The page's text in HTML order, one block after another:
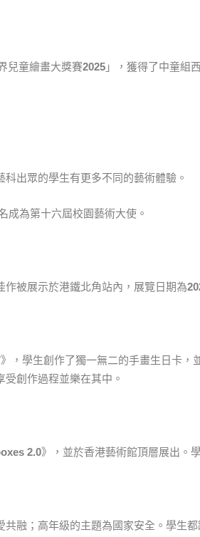
兒童繪畫大獎賽2025 」，獲得了中童組
出眾的學生有更多不同的藝術體驗。
成為第十六屆校園藝術大使。
被展示於港鐵北角站內，展覽日期為
》，學生創作了獨一無二的手畫生日卡，
創作過程並樂在其中。
2.0》，並於香港藝術館頂層展出。
融；高年級的主題為國家安全。學生